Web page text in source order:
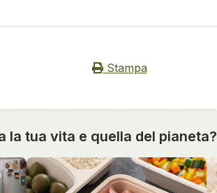
Stampa
la tua vita e quella del pianeta?